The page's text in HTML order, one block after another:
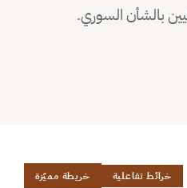
بالشأن السوري.
خرائط تفاعلية خريطة مميّزة